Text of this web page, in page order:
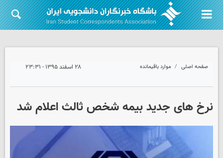
صفحه اصلی موارد باقیمانده ۲۸ اسفند ۱۳۹۵ - ۲۳:۳۱
نرخ های جدید بیمه شخص ثالث اعلام شد